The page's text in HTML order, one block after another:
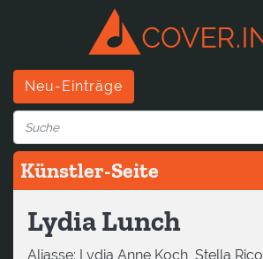
Neu-Einträge
Künstler-Seite
Lydia Lunch
Aliasse: Lydia Anne Koch, Stella Rico